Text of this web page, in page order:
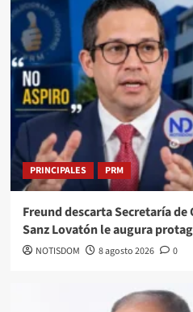
PRINCIPALES PRM
Freund descarta Secretaría de
Sanz Lovatón le augura
NOTISDOM 8 agosto 2026 0